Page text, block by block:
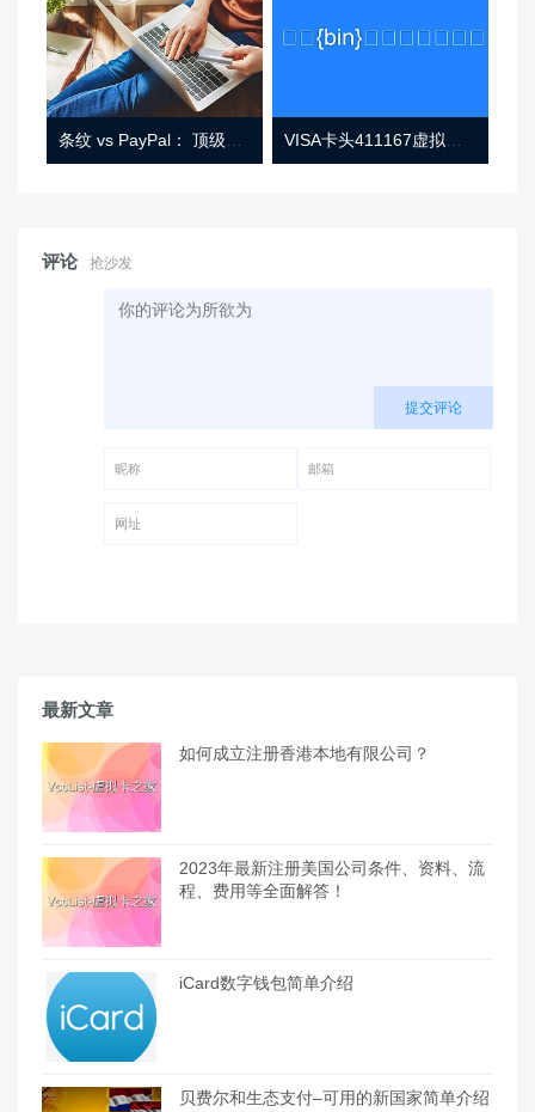
条纹 vs PayPal： 顶级功能， 定价 （和更多！ VISA卡头411167虚拟卡基础信息
评论 抢沙发
提交评论
最新文章
如何成立注册香港本地有限公司？
2023年最新注册美国公司条件、资料、流
程、费用等全面解答！
iCard数字钱包简单介绍
贝费尔和生态支付–可用的新国家简单介绍